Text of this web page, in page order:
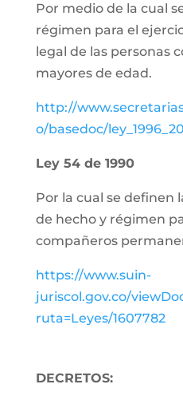
Por medio de la cual
régimen para el
legal de las personas
mayores de edad.
http://
o/basedoc/
Ley 54 de 1990
Por la cual se definen
de hecho y régimen
compañeros
https://www.suin-
juriscol.gov.co/
ruta=Leyes/1607782
DECRETOS: